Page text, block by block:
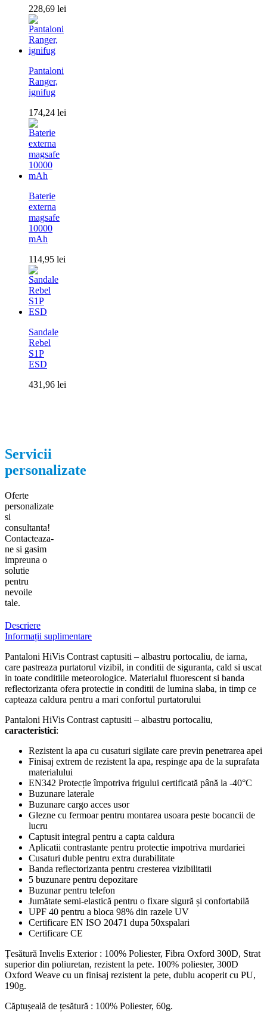
228,69 lei
Pantaloni
Ranger,
ignifug
174,24 lei
Baterie
externa
magsafe
10000
mAh
114,95 lei
Sandale
Rebel
S1P
ESD
431,96 lei
Servicii
personalizate
Oferte
personalizate
si
consultanta!
Contacteaza-
ne si gasim
impreuna o
solutie
pentru
nevoile
tale.
Descriere
Informații suplimentare
Pantaloni HiVis Contrast captusiti – albastru portocaliu, de iarna,
care pastreaza purtatorul vizibil, in conditii de siguranta, cald si uscat
in toate conditiile meteorologice. Materialul fluorescent si banda
reflectorizanta ofera protectie in conditii de lumina slaba, in timp ce
capteaza caldura pentru a mari confortul purtatorului
Pantaloni HiVis Contrast captusiti – albastru portocaliu,
caracteristici:
Rezistent la apa cu cusaturi sigilate care previn penetrarea apei
Finisaj extrem de rezistent la apa, respinge apa de la suprafata
materialului
EN342 Protecție împotriva frigului certificată până la -40°C
Buzunare laterale
Buzunare cargo acces usor
Glezne cu fermoar pentru montarea usoara peste bocancii de
lucru
Captusit integral pentru a capta caldura
Aplicatii contrastante pentru protectie impotriva murdariei
Cusaturi duble pentru extra durabilitate
Banda reflectorizanta pentru cresterea vizibilitatii
5 buzunare pentru depozitare
Buzunar pentru telefon
Jumătate semi-elastică pentru o fixare sigură și confortabilă
UPF 40 pentru a bloca 98% din razele UV
Certificare EN ISO 20471 dupa 50xspalari
Certificare CE
Țesătură Invelis Exterior : 100% Poliester, Fibra Oxford 300D, Strat
superior din poliuretan, rezistent la pete. 100% poliester, 300D
Oxford Weave cu un finisaj rezistent la pete, dublu acoperit cu PU,
190g.
Căptușeală de țesătură : 100% Poliester, 60g.